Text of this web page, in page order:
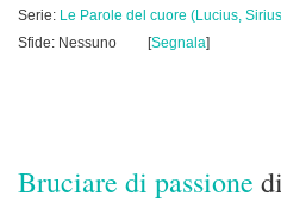
Serie: Le Parole del cuore (Lucius,
Sfide: Nessuno
[Segnala]
Bruciare di passione di